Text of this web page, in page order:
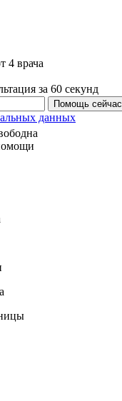
4 врача
за 60 секунд
Помощь сейчас
данных